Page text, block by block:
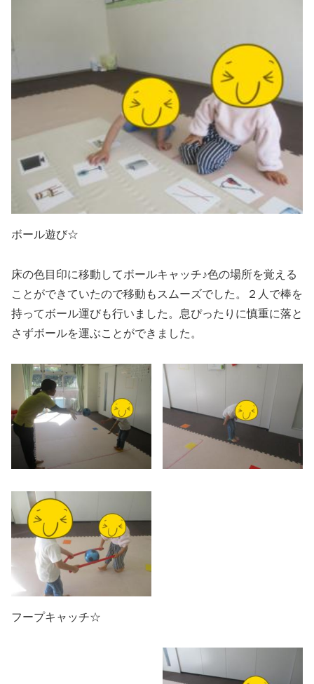
ボール遊び☆
床の色目印に移動してボールキャッチ♪色の場所を覚える
ことができていたので移動もスムーズでした。２人で棒を
持ってボール運びも行いました。息ぴったりに慎重に落と
さずボールを運ぶことができました。
フープキャッチ☆